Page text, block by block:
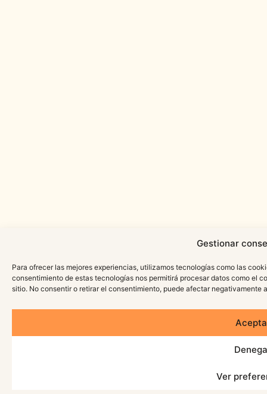
Gestionar
Para ofrecer las mejores experiencias, utilizamos tecnologías como las
consentimiento de estas tecnologías nos permitirá procesar datos como el
sitio. No consentir o retirar el consentimiento, puede afectar negativamente
Ver